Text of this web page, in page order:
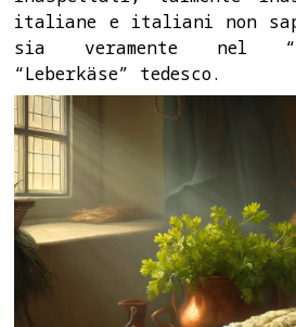
italiane e italiani non
sia veramente nel
“Leberkäse” tedesco.